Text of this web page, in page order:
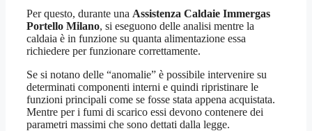
Per questo, durante una Assistenza Caldaie Immergas
Portello Milano, si eseguono delle analisi mentre la
caldaia è in funzione su quanta alimentazione essa
richiedere per funzionare correttamente.
Se si notano delle “anomalie” è possibile intervenire su
determinati componenti interni e quindi ripristinare le
funzioni principali come se fosse stata appena acquistata.
Mentre per i fumi di scarico essi devono contenere dei
parametri massimi che sono dettati dalla legge.